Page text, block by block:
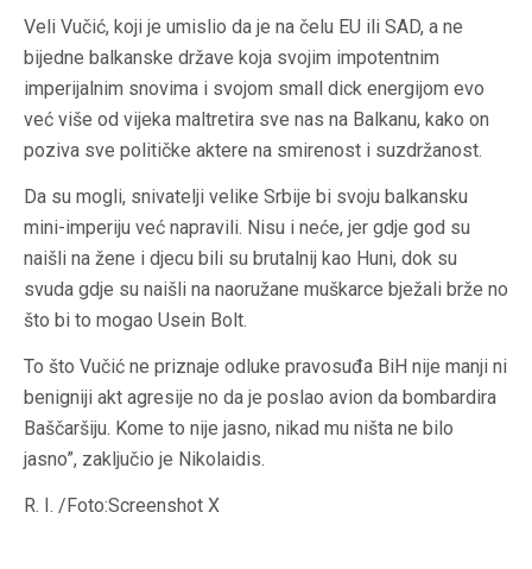
Veli Vučić, koji je umislio da je na čelu EU ili SAD, a ne
bijedne balkanske države koja svojim impotentnim
imperijalnim snovima i svojom small dick energijom evo
već više od vijeka maltretira sve nas na Balkanu, kako on
poziva sve političke aktere na smirenost i suzdržanost.
Da su mogli, snivatelji velike Srbije bi svoju balkansku
mini-imperiju već napravili. Nisu i neće, jer gdje god su
naišli na žene i djecu bili su brutalnij kao Huni, dok su
svuda gdje su naišli na naoružane muškarce bježali brže no
što bi to mogao Usein Bolt.
To što Vučić ne priznaje odluke pravosuđa BiH nije manji ni
benigniji akt agresije no da je poslao avion da bombardira
Baščaršiju. Kome to nije jasno, nikad mu ništa ne bilo
jasno”, zaključio je Nikolaidis.
R. I. /Foto:Screenshot X